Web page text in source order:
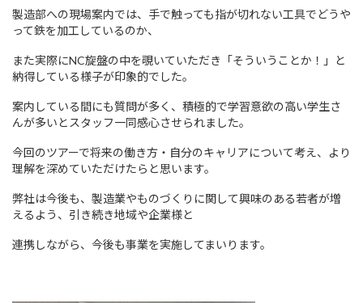
製造部への現場案内では、手で触っても指が切れない工具でどうや
って鉄を加工しているのか、
また実際にNC旋盤の中を覗いていただき「そういうことか！」と
納得している様子が印象的でした。
案内している間にも質問が多く、積極的で学習意欲の高い学生さ
んが多いとスタッフ一同感心させられました。
今回のツアーで将来の働き方・自分のキャリアについて考え、より
理解を深めていただけたらと思います。
弊社は今後も、製造業やものづくりに関して興味のある若者が増
えるよう、引き続き地域や企業様と
連携しながら、今後も事業を実施してまいります。